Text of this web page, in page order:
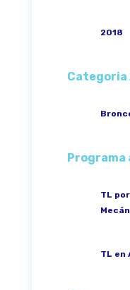
2018
Programa
TL
TL en